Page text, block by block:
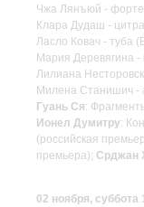
Чжа Лянъюй -
Клара Дудаш -
Ласло Ковач - туба
Мария Деревягина
Лилиана
Милена Станишич -
Гуань Ся:
Ионел Думитру:
(российская
премьера); Срджан
02 ноября, суббота